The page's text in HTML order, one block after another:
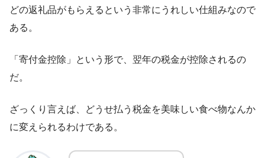
どの返礼品がもらえるという非常にうれしい仕組みなので
ある。
「寄付金控除」という形で、翌年の税金が控除されるの
だ。
ざっくり言えば、どうせ払う税金を美味しい食べ物なんか
に変えられるわけである。